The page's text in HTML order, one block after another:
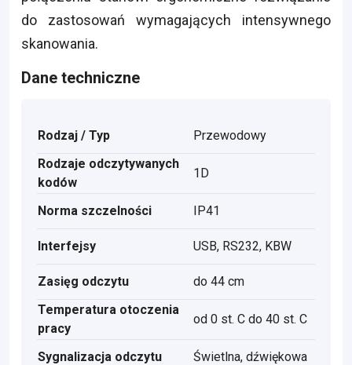
do zastosowań wymagających intensywnego
skanowania.
Dane techniczne
Rodzaj / Typ
Przewodowy
Rodzaje odczytywanych
kodów
1D
Norma szczelności IP41
Interfejsy USB, RS232, KBW
Zasięg odczytu
do 44 cm
Temperatura otoczenia
pracy
od 0 st. C do 40 st. C
Sygnalizacja odczytu Świetlna, dźwiękowa